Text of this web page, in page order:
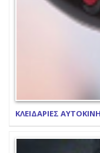
ΚΛΕΙΔΑΡΙΕΣ